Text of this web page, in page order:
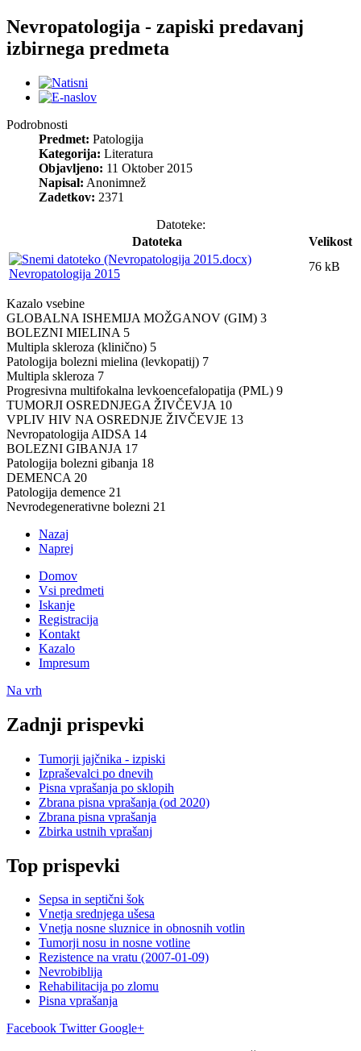
Nevropatologija - zapiski predavanj
izbirnega predmeta
Podrobnosti
Predmet: Patologija
Kategorija: Literatura
Objavljeno: 11 Oktober 2015
Napisal: Anonimnež
Zadetkov: 2371
Datoteke:
Datoteka
Velikost
Nevropatologija 2015
76 kB
Kazalo vsebine
GLOBALNA ISHEMIJA MOŽGANOV (GIM) 3
BOLEZNI MIELINA 5
Multipla skleroza (klinično) 5
Patologija bolezni mielina (levkopatij) 7
Multipla skleroza 7
Progresivna multifokalna levkoencefalopatija (PML) 9
TUMORJI OSREDNJEGA ŽIVČEVJA 10
VPLIV HIV NA OSREDNJE ŽIVČEVJE 13
Nevropatologija AIDSA 14
BOLEZNI GIBANJA 17
Patologija bolezni gibanja 18
DEMENCA 20
Patologija demence 21
Nevrodegenerativne bolezni 21
Nazaj
Naprej
Domov
Vsi predmeti
Iskanje
Registracija
Kontakt
Kazalo
Impresum
Na vrh
Zadnji prispevki
Tumorji jajčnika - izpiski
Izpraševalci po dnevih
Pisna vprašanja po sklopih
Zbrana pisna vprašanja (od 2020)
Zbrana pisna vprašanja
Zbirka ustnih vprašanj
Top prispevki
Sepsa in septični šok
Vnetja srednjega ušesa
Vnetja nosne sluznice in obnosnih votlin
Tumorji nosu in nosne votline
Rezistence na vratu (2007-01-09)
Nevrobiblija
Rehabilitacija po zlomu
Pisna vprašanja
Facebook Twitter Google+